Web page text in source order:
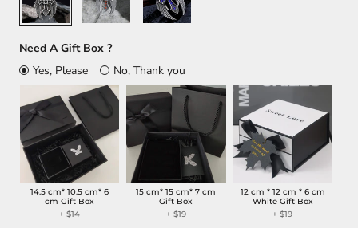
Need A Gift Box ?
Yes, Please
No, Thank you
14.5 cm* 10.5 cm* 6
cm Gift Box
+$14
15 cm* 15 cm* 7 cm
Gift Box
+ $19
12 cm * 12 cm * 6 cm
White Gift Box
+$19